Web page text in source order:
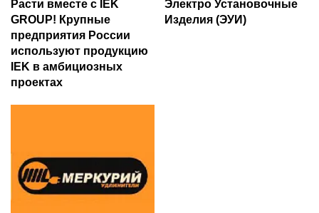
Расти вместе с IEK
GROUP! Крупные
предприятия России
используют продукцию
IEK в амбициозных
проектах
Электро Установочные
Изделия (ЭУИ)